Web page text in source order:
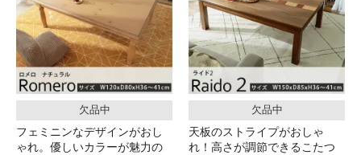
欠品中
フェミニンなデザインがおし
ゃれ。優しいカラーが魅力の
欠品中
天板のストライプがおしゃ
れ！高さが調節できるこたつ